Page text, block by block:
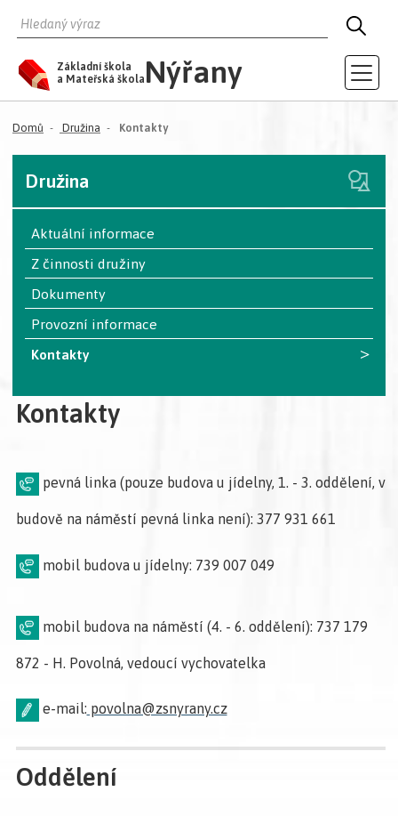
HLEDAT
Základní škola
a Mateřská škola Nýřany
Domů Družina Kontakty(aktuální)
Družina
Aktuální informace
Z činnosti družiny
Dokumenty
Provozní informace
Kontakty
>
Kontakty
pevná linka (pouze budova u jídelny, 1. - 3. oddělení, v
budově na náměstí pevná linka není): 377 931 661
mobil budova u jídelny: 739 007 049
mobil budova na náměstí (4. - 6. oddělení): 737 179
872 - H. Povolná, vedoucí vychovatelka
e-mail: povolna@zsnyrany.cz
Oddělení